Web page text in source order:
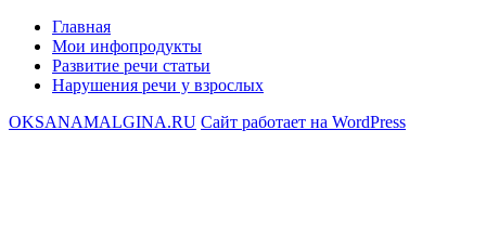
Главная
Мои инфопродукты
Развитие речи статьи
Нарушения речи у взрослых
OKSANAMALGINA.RU Сайт работает на WordPress